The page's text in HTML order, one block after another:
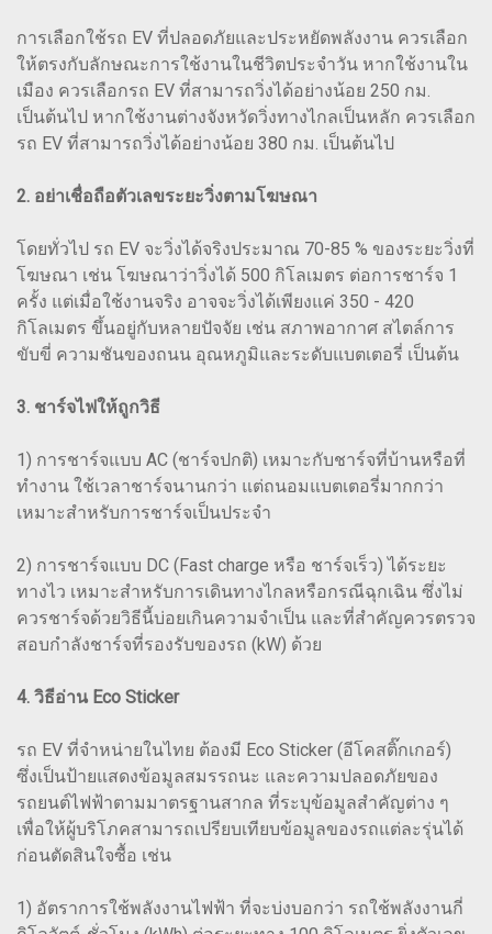
การเลือกใช้รถ EV ที่ปลอดภัยและประหยัดพลังงาน ควรเลือก
ให้ตรงกับลักษณะการใช้งานในชีวิตประจำวัน หากใช้งานใน
เมือง ควรเลือกรถ EV ที่สามารถวิ่งได้อย่างน้อย 250 กม.
เป็นต้นไป หากใช้งานต่างจังหวัดวิ่งทางไกลเป็นหลัก ควรเลือก
รถ EV ที่สามารถวิ่งได้อย่างน้อย 380 กม. เป็นต้นไป
2. อย่าเชื่อถือตัวเลขระยะวิ่งตามโฆษณา
โดยทั่วไป รถ EV จะวิ่งได้จริงประมาณ 70-85 % ของระยะวิ่งที่
โฆษณา เช่น โฆษณาว่าวิ่งได้ 500 กิโลเมตร ต่อการชาร์จ 1
ครั้ง แต่เมื่อใช้งานจริง อาจจะวิ่งได้เพียงแค่ 350 - 420
กิโลเมตร ขึ้นอยู่กับหลายปัจจัย เช่น สภาพอากาศ สไตล์การ
ขับขี่ ความชันของถนน อุณหภูมิและระดับแบตเตอรี่ เป็นต้น
3. ชาร์จไฟให้ถูกวิธี
1) การชาร์จแบบ AC (ชาร์จปกติ) เหมาะกับชาร์จที่บ้านหรือที่
ทำงาน ใช้เวลาชาร์จนานกว่า แต่ถนอมแบตเตอรี่มากกว่า
เหมาะสำหรับการชาร์จเป็นประจำ
2) การชาร์จแบบ DC (Fast charge หรือ ชาร์จเร็ว) ได้ระยะ
ทางไว เหมาะสำหรับการเดินทางไกลหรือกรณีฉุกเฉิน ซึ่งไม่
ควรชาร์จด้วยวิธีนี้บ่อยเกินความจำเป็น และที่สำคัญควรตรวจ
สอบกำลังชาร์จที่รองรับของรถ (kW) ด้วย
4. วิธีอ่าน Eco Sticker
รถ EV ที่จำหน่ายในไทย ต้องมี Eco Sticker (อีโคสติ๊กเกอร์)
ซึ่งเป็นป้ายแสดงข้อมูลสมรรถนะ และความปลอดภัยของ
รถยนต์ไฟฟ้าตามมาตรฐานสากล ที่ระบุข้อมูลสำคัญต่าง ๆ
เพื่อให้ผู้บริโภคสามารถเปรียบเทียบข้อมูลของรถแต่ละรุ่นได้
ก่อนตัดสินใจซื้อ เช่น
1) อัตราการใช้พลังงานไฟฟ้า ที่จะบ่งบอกว่า รถใช้พลังงานกี่